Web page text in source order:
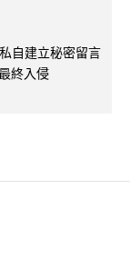
自建立秘密留言
終入侵